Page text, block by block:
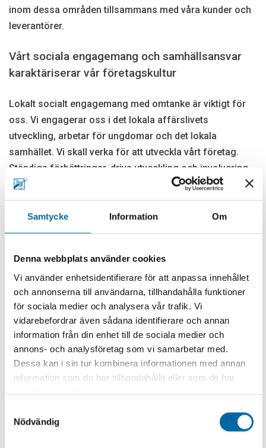
Samtycke Information Om
Denna webbplats använder cookies
Vi använder enhetsidentifierare för att anpassa innehållet
och annonserna till användarna, tillhandahålla funktioner
för sociala medier och analysera vår trafik. Vi
vidarebefordrar även sådana identifierare och annan
information från din enhet till de sociala medier och
annons- och analysföretag som vi samarbetar med.
Dessa kan i sin tur kombinera informationen med annan
information som du har tillhandahållit eller som de har
samlat in när du har använt deras tjänster.
Nödvändig
inom dessa områden tillsammans med våra kunder och
leverantörer.
Vårt sociala engagemang och samhällsansvar
karaktäriserar vår företagskultur
Lokalt socialt engagemang med omtanke är viktigt för
oss. Vi engagerar oss i det lokala affärslivets
utveckling, arbetar för ungdomar och det lokala
samhället. Vi skall verka för att utveckla vårt företag.
Ständiga förbättringar, driva utveckling och involvering
av våra medarbetare skall karaktärisera vår
vardag.
En minskad miljöpåverkan skall vara ledstjärna I
Vi skall sträva efter att erbjuda marknadens mest
miljövänliga teknologi inom vår bransch och
kontinuerligt arbeta för att förbättra vårt miljöavtryck
inom alla våra affärsområden. Alla anställda
Vi har ett personligt ansvar att efterleva
rutiner för vårt miljöarbete inom vatten och
tillgångar. Vi skall alltid bedriva vår